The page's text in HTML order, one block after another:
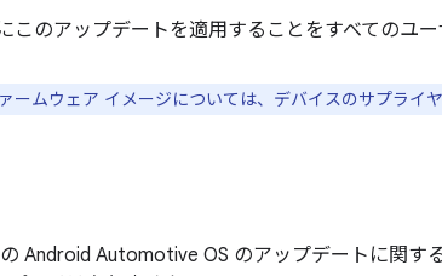
このアップデートを適用することをすべてのユー
ームウェア イメージについては、デバイスのサプライ
Android Automotive OS のアップデートに関す